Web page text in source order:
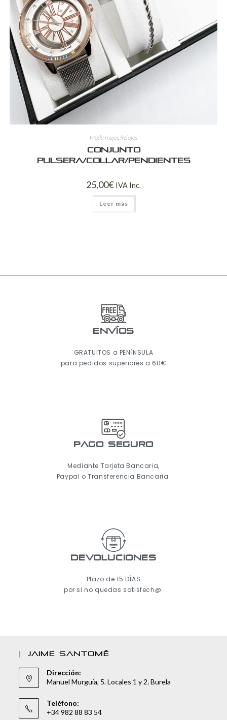
Moda mujer, Relojes
Conjunto
pulsera/collar/pendientes
25,00€ IVA Inc.
Leer más
ENVÍOS
GRATUITOS a PENÍNSULA
para pedidos superiores a 60€
pago seguro
Mediante Tarjeta Bancaria,
Paypal o Transferencia Bancaria.
Devoluciones
Plazo de 15 DÍAS
por si no quedas satisfech@.
JAIME SANTOMÉ
Dirección:
Manuel Murguía, 5. Locales 1 y 2. Burela
Teléfono:
+34 982 88 83 54